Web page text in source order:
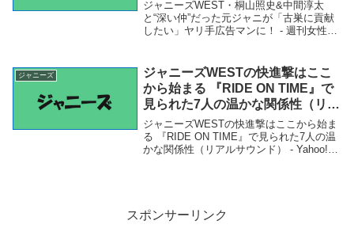
ジャニーズWEST・桐山照史&中間淳太
と“深い仲”だった元ジャニが「古巣に貢献
したい」ヤリ手広告マンに！ - 週刊女性
た元ジャニが「古巣に貢献したい」ヤリ...
ジャニーズ
ジャニーズWESTの快進撃はここ
から始まる 『RIDE ON TIME』で
見られた7人の温かな関係性（リア
ルサウンド） – Yahoo!ニュース –
Yahoo!ニュース
ジャニーズWESTの快進撃はここから始ま
る 『RIDE ON TIME』で見られた7人の温
かな関係性（リアルサウンド） - Yahoo!ニ
スポンサーリンク